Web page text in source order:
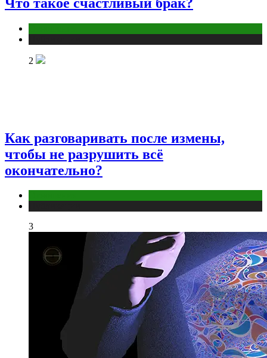
Что такое счастливый брак?
2
Как разговаривать после измены,
чтобы не разрушить всё
окончательно?
3